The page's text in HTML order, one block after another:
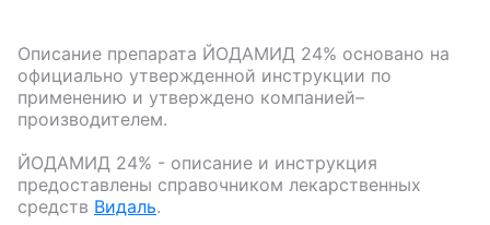
Описание препарата ЙОДАМИД 24% основано на
официально утвержденной инструкции по
применению и утверждено компанией–
производителем.
ЙОДАМИД 24% - описание и инструкция
предоставлены справочником лекарственных
средств Видаль.